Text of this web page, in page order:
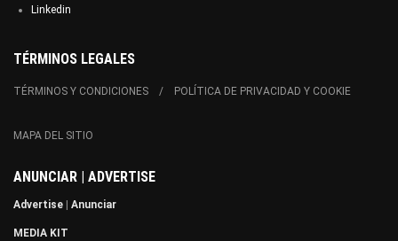
Linkedin
TÉRMINOS LEGALES
TÉRMINOS Y CONDICIONES POLÍTICA DE PRIVACIDAD Y COOKIE
MAPA DEL SITIO
ANUNCIAR | ADVERTISE
Advertise Anunciar
MEDIA KIT